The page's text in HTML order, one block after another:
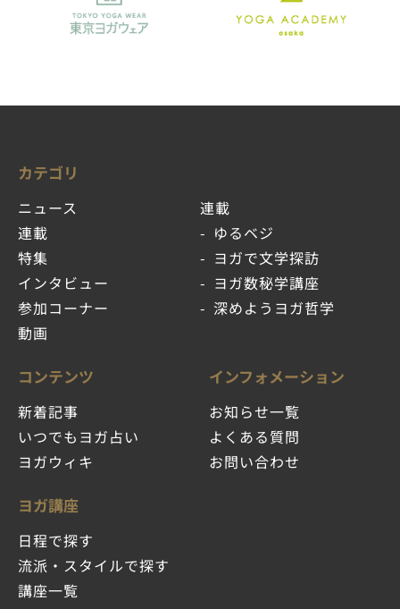
カテゴリ
ニュース
連載
特集
インタビュー
参加コーナー
動画
連載
ゆるベジ
ヨガで文学探訪
ヨガ数秘学講座
深めようヨガ哲学
コンテンツ
新着記事
いつでもヨガ占い
ヨガウィキ
ヨガ講座
日程で探す
流派・スタイルで探す
講座一覧
インフォメーション
お知らせ一覧
よくある質問
お問い合わせ